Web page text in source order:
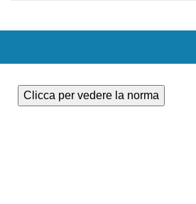
Clicca per vedere la norma